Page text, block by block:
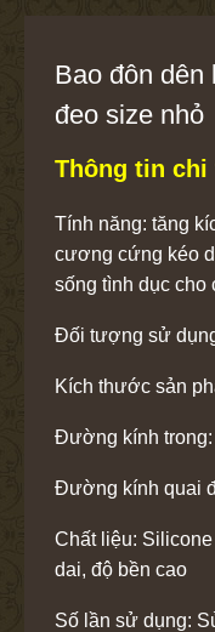
Bao đôn
đeo size nhỏ
Thông tin chi
Tính năng: tăng
cương cứng kéo
sống tình dục cho
Đối tượng sử
Kích thước sản
Đường kính trong:
Đường kính quai
Chất liệu:
dai, độ bền cao
Số lần sử dụng: